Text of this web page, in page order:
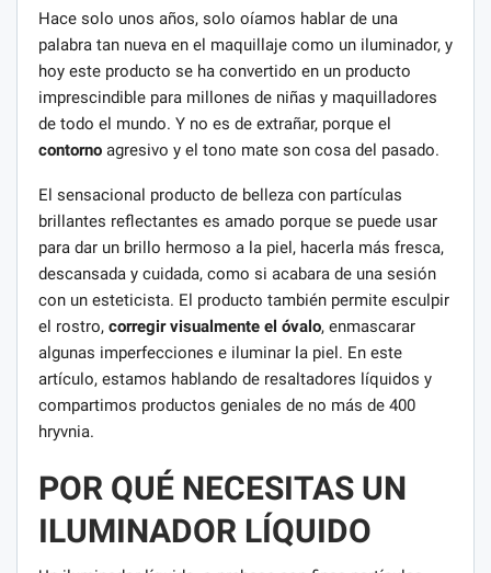
Hace solo unos años, solo oíamos hablar de una
palabra tan nueva en el maquillaje como un iluminador, y
hoy este producto se ha convertido en un producto
imprescindible para millones de niñas y maquilladores
de todo el mundo. Y no es de extrañar, porque el
contorno agresivo y el tono mate son cosa del pasado.
El sensacional producto de belleza con partículas
brillantes reflectantes es amado porque se puede usar
para dar un brillo hermoso a la piel, hacerla más fresca,
descansada y cuidada, como si acabara de una sesión
con un esteticista. El producto también permite esculpir
el rostro, corregir visualmente el óvalo, enmascarar
algunas imperfecciones e iluminar la piel. En este
artículo, estamos hablando de resaltadores líquidos y
compartimos productos geniales de no más de 400
hryvnia.
POR QUÉ NECESITAS UN
ILUMINADOR LÍQUIDO